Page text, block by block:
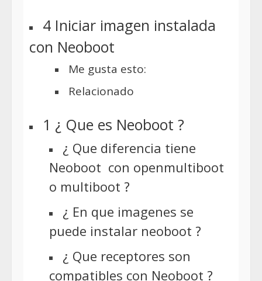
4 Iniciar imagen instalada
con Neoboot
Me gusta esto:
Relacionado
1 ¿ Que es Neoboot ?
¿ Que diferencia tiene
Neoboot con openmultiboot
o multiboot ?
¿ En que imagenes se
puede instalar neoboot ?
¿ Que receptores son
compatibles con Neoboot ?